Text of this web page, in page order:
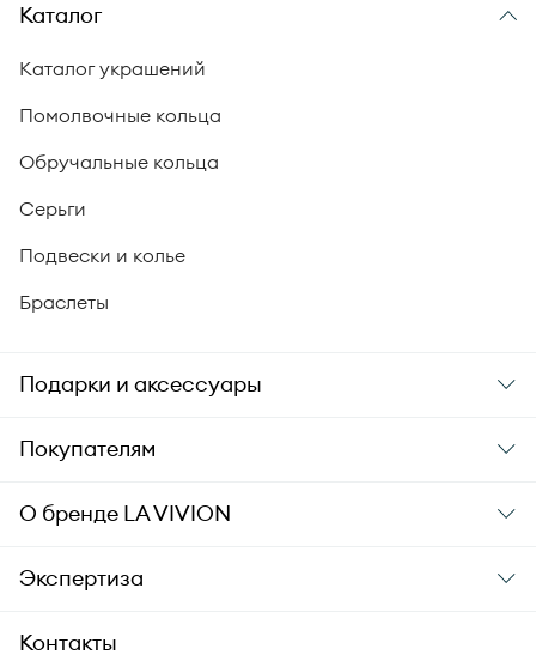
Каталог
Каталог украшений
Помолвочные кольца
Обручальные кольца
Серьги
Подвески и колье
Браслеты
Подарки и аксессуары
Подарки
Уход за украшениями
Аксессуары
Покупателям
Заказ и оплата
Гарантия подлинности
Комплект документов
О бренде LA VIVION
О компании
Экспертиза
Академия LA VIVION
Контакты